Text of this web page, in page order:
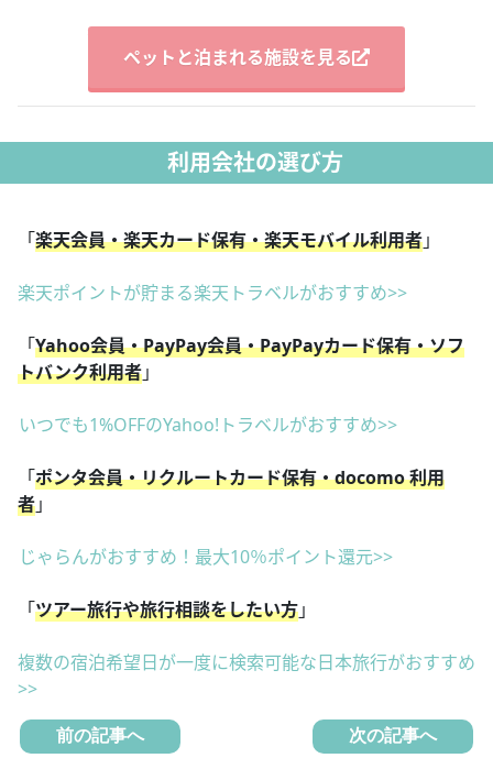
ペットと泊まれる施設を見る
利用会社の選び方
「楽天会員・楽天カード保有・楽天モバイル利用者」
楽天ポイントが貯まる楽天トラベルがおすすめ>>
「Yahoo会員・PayPay会員・PayPayカード保有・ソフ
トバンク利用者」
いつでも1%OFFのYahoo!トラベルがおすすめ>>
「ポンタ会員・リクルートカード保有・docomo 利用
者」
じゃらんがおすすめ！最大10％ポイント還元>>
「ツアー旅行や旅行相談をしたい方」
複数の宿泊希望日が一度に検索可能な日本旅行がおすすめ
>>
前の記事へ 次の記事へ